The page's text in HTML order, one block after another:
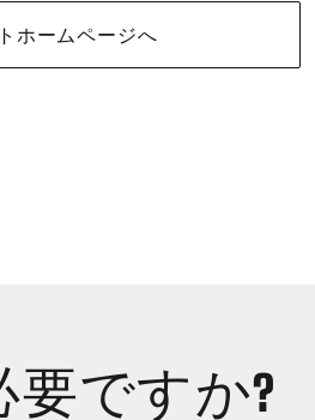
ホームページへ
要ですか?